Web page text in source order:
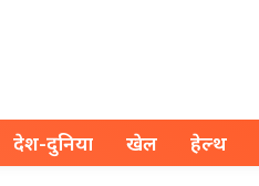
देश-दुनिया खेल हेल्थ